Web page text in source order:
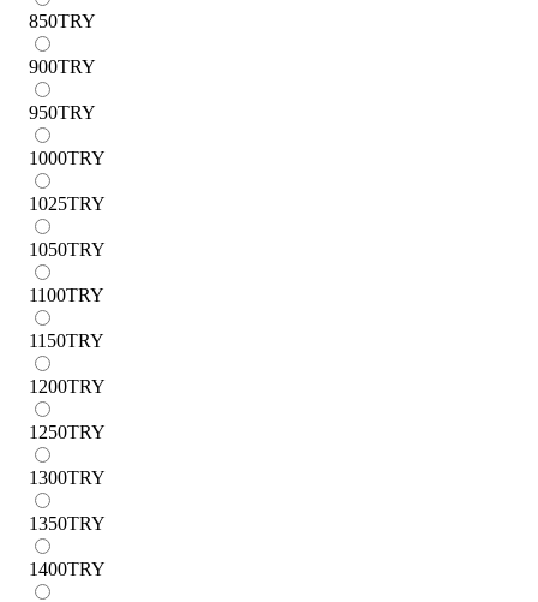
850TRY
900TRY
950TRY
1000TRY
1025TRY
1050TRY
1100TRY
1150TRY
1200TRY
1250TRY
1300TRY
1350TRY
1400TRY